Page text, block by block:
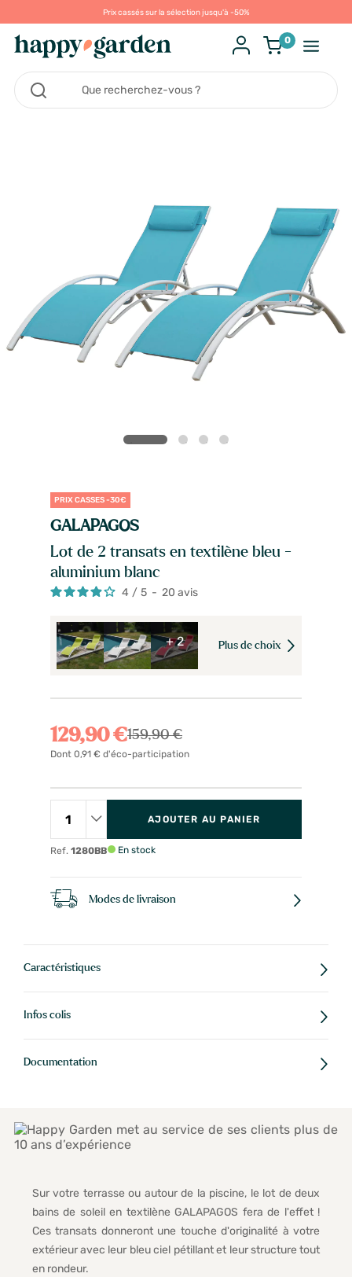
Prix cassés sur la sélection jusqu'à -50%
0
PRIX CASSES -30€
GALAPAGOS
Lot de 2 transats en textilène bleu -
aluminium blanc
4 / 5 - 20 avis
+ 2 Plus de choix
129,90 €159,90 €
Dont 0,91 € d'éco-participation
Ref. 1280BB
AJOUTER AU PANIER
En stock
Modes de livraison
Caractéristiques
Infos colis
Documentation
Sur votre terrasse ou autour de la piscine, le lot de deux
bains de soleil en textilène GALAPAGOS fera de l'effet !
Ces transats donneront une touche d'originalité à votre
extérieur avec leur bleu ciel pétillant et leur structure tout
en rondeur.